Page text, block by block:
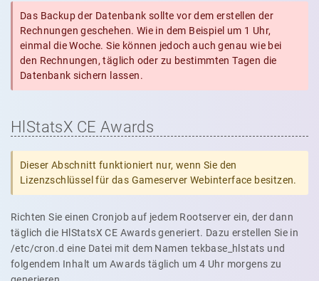
Das Backup der Datenbank sollte vor dem erstellen der
Rechnungen geschehen. Wie in dem Beispiel um 1 Uhr,
einmal die Woche. Sie können jedoch auch genau wie bei
den Rechnungen, täglich oder zu bestimmten Tagen die
Datenbank sichern lassen.
HlStatsX CE Awards
Dieser Abschnitt funktioniert nur, wenn Sie den
Lizenzschlüssel für das Gameserver Webinterface besitzen.
Richten Sie einen Cronjob auf jedem Rootserver ein, der dann
täglich die HlStatsX CE Awards generiert. Dazu erstellen Sie in
/etc/cron.d eine Datei mit dem Namen tekbase_hlstats und
folgendem Inhalt um Awards täglich um 4 Uhr morgens zu